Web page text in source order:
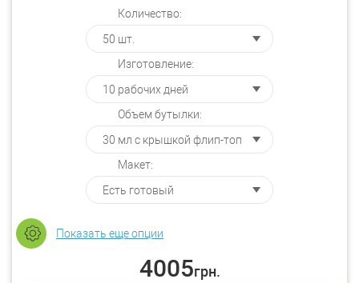
Количество:
Изготовление:
Объем бутылки:
Макет:
Показать еще опции
4005грн.